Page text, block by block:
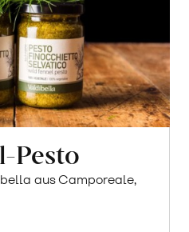
Pesto
aus Camporeale,